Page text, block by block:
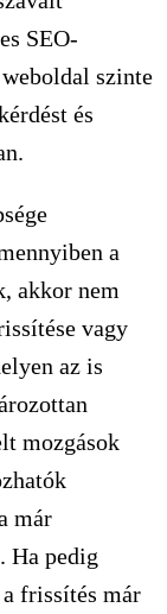
SEO-
szinte
és
a
akkor nem
vagy
az is
mozgások
már
Ha pedig
frissítés már